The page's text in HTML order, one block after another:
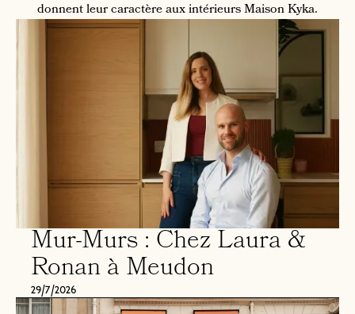
donnent leur caractère aux intérieurs Maison Kyka.
Mur-Murs : Chez Laura &
Ronan à Meudon
29/7/2026